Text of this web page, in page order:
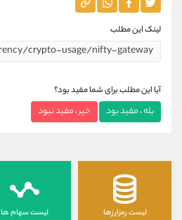
لینک این مطلب
آیا این مطلب برای شما مفید بود؟
بله ، مفید بود خیر ، مفید نبود
لیست رمزارزها لیست سهام ها